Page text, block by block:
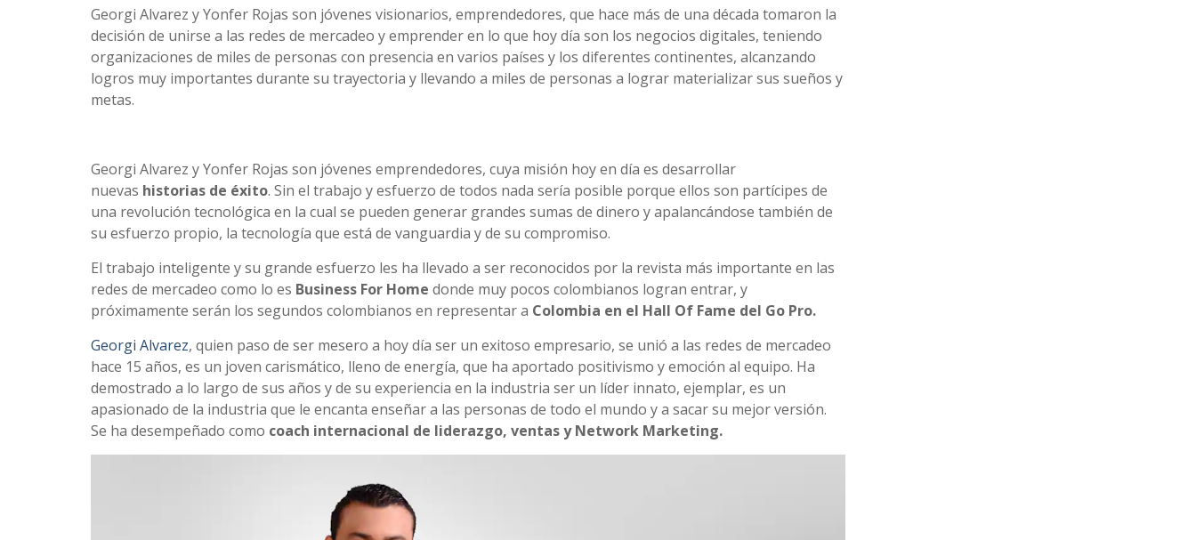
Georgi Alvarez y Yonfer Rojas son jóvenes visionarios, emprendedores, que hace más de una década tomaron la
decisión de unirse a las redes de mercadeo y emprender en lo que hoy día son los negocios digitales, teniendo
organizaciones de miles de personas con presencia en varios países y los diferentes continentes, alcanzando
logros muy importantes durante su trayectoria y llevando a miles de personas a lograr materializar sus sueños y
metas.
Georgi Alvarez y Yonfer Rojas son jóvenes emprendedores, cuya misión hoy en día es desarrollar
nuevas historias de éxito. Sin el trabajo y esfuerzo de todos nada sería posible porque ellos son partícipes de
una revolución tecnológica en la cual se pueden generar grandes sumas de dinero y apalancándose también de
su esfuerzo propio, la tecnología que está de vanguardia y de su compromiso.
El trabajo inteligente y su grande esfuerzo les ha llevado a ser reconocidos por la revista más importante en las
redes de mercadeo como lo es Business For Home donde muy pocos colombianos logran entrar, y
próximamente serán los segundos colombianos en representar a Colombia en el Hall Of Fame del Go Pro.
Georgi Alvarez, quien paso de ser mesero a hoy día ser un exitoso empresario, se unió a las redes de mercadeo
hace 15 años, es un joven carismático, lleno de energía, que ha aportado positivismo y emoción al equipo. Ha
demostrado a lo largo de sus años y de su experiencia en la industria ser un líder innato, ejemplar, es un
apasionado de la industria que le encanta enseñar a las personas de todo el mundo y a sacar su mejor versión.
Se ha desempeñado como coach internacional de liderazgo, ventas y Network Marketing.